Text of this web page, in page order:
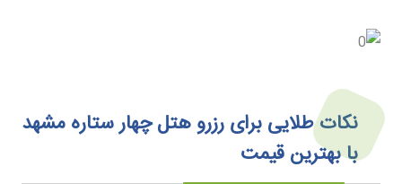
نکات طلایی برای رزرو هتل چهار ستاره مشهد
با بهترین قیمت